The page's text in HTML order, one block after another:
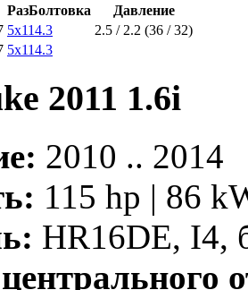
РазБолтовка
Давление
5x114.3
2.5 / 2.2 (36 / 32)
5x114.3
2011 1.6i
2010 .. 2014
115 hp | 86
HR16DE, I4,